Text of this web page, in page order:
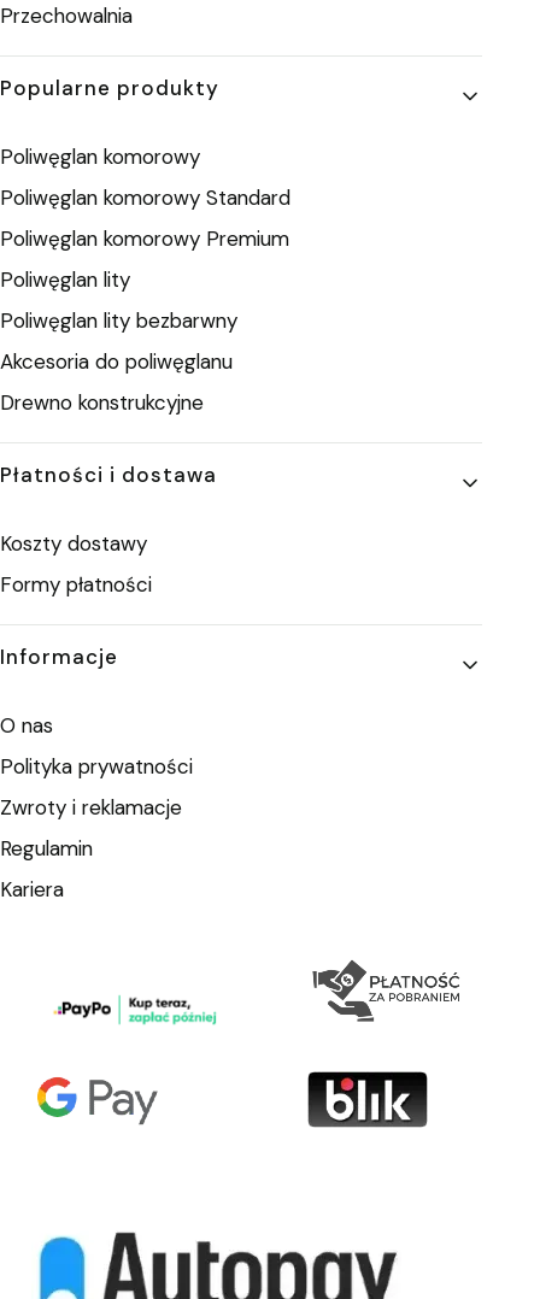
Przechowalnia
Popularne produkty
Poliwęglan komorowy
Poliwęglan komorowy Standard
Poliwęglan komorowy Premium
Poliwęglan lity
Poliwęglan lity bezbarwny
Akcesoria do poliwęglanu
Drewno konstrukcyjne
Płatności i dostawa
Koszty dostawy
Formy płatności
Informacje
O nas
Polityka prywatności
Zwroty i reklamacje
Regulamin
Kariera